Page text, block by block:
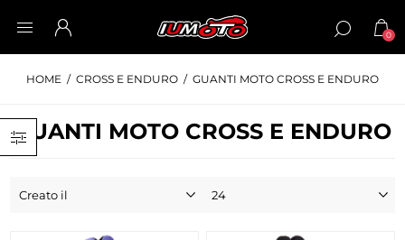
0
HOME / CROSS E ENDURO / GUANTI MOTO CROSS E ENDURO
GUANTI MOTO CROSS E ENDURO